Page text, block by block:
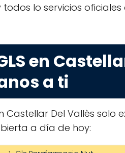
lo servicios
en
a ti
Castellar Del Vallès solo
a día de hoy: